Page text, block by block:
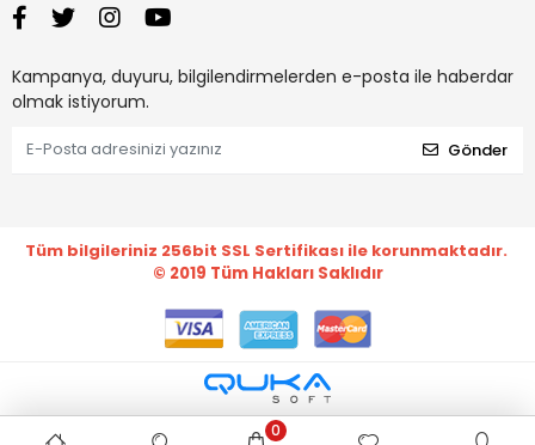
Kampanya, duyuru, bilgilendirmelerden e-posta ile haberdar
olmak istiyorum.
Gönder
Tüm bilgileriniz 256bit SSL Sertifikası ile korunmaktadır.
© 2019 Tüm Hakları Saklıdır
0